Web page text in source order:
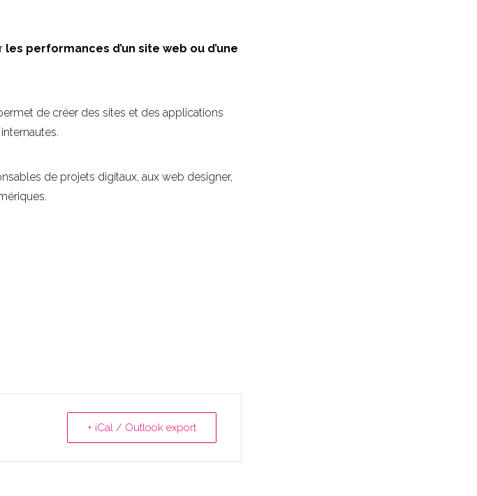
les performances d’un site web ou d’une
de créer des sites et des applications
de projets digitaux, aux web designer,
+ iCal / Outlook export